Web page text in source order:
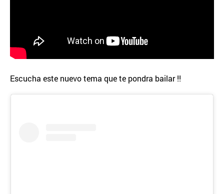
Escucha este nuevo tema que te pondra bailar !!